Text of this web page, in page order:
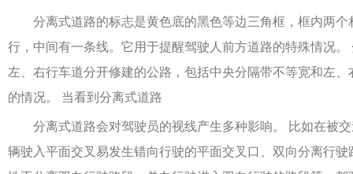
分离式道路的标志是黄色底的黑色等边三角框，框内两个
行，中间有一条线。它用于提醒驾驶人前方道路的特殊情况。
左、右行车道分开修建的公路，包括中央分隔带不等宽和左
的情况。 当看到分离式道路
分离式道路会对驾驶员的视线产生多种影响。 比如在被交
辆驶入平面交叉易发生错向行驶的平面交叉口、双向分离行驶